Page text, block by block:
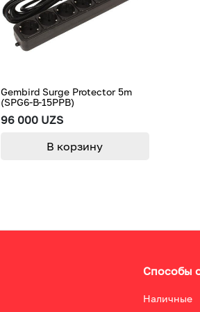
96 000 UZS
Gembird Surge Protector 5m
(SPG6-B-15PPB)
В корзину
Способы
Наличные